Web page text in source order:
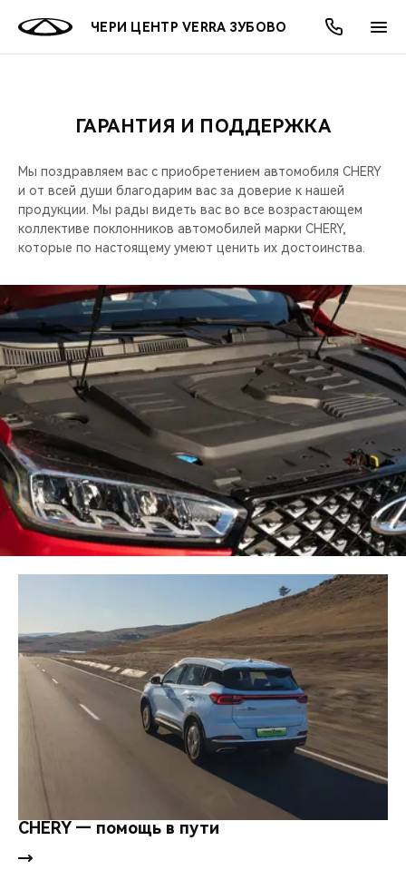
ЧЕРИ ЦЕНТР VERRA ЗУБОВО
МОДЕЛИ
ВСЕ МОДЕЛИ
КРОССОВЕРЫ
СЕДАНЫ
НОВИНКИ
ПОКУПАТЕЛЯМ
ВЫБОР И ПОКУПКА
КРЕДИТ И СТРАХОВАНИЕ
ВЛАДЕЛЬЦАМ
СЕРВИС
ЗАПЧАСТИ И АКСЕССУАРЫ
CHERY CONNECT
МИР CHERY
АКСЕССУАРЫ
О БРЕНДЕ
ЛЮДИ CHERY
БЛАГОТВОРИТЕЛЬНОСТЬ
CHERY REMOTE
CHERY И СПОРТ
НАШИ МЕРОПРИЯТИЯ
ВИДЕООБЗОРЫ
АКЦИИ
ВЫГОДЫ И АКЦИИ
ОНЛАЙН СЕРВИСЫ
ВЫБОР И ПОКУПКА
КРЕДИТ
О КОМПАНИИ
О НАС
МЫ В СОЦСЕТЯХ
ГАРАНТИЯ И ПОДДЕРЖКА
Мы поздравляем вас с приобретением автомобиля CHERY
и от всей души благодарим вас за доверие к нашей
продукции. Мы рады видеть вас во все возрастающем
коллективе поклонников автомобилей марки CHERY,
которые по настоящему умеют ценить их достоинства.
CHERY — помощь в пути